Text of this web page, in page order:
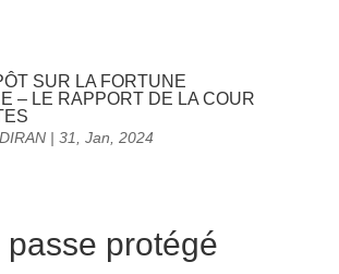
SUR LA FORTUNE
– LE RAPPORT DE LA COUR
| 31, Jan, 2024
passe protégé